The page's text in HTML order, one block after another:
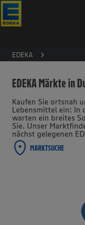
EDEKA
EDEKA Märkte in
Kaufen Sie ortsnah
Lebensmittel ein: In
warten ein breites
Sie. Unser
nächst gelegenen
MARKTSUCHE